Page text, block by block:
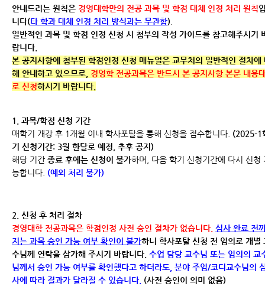
안내드리는 원칙은 경영대학만의 전공 과목 및 학점 대체 인정 처리 원칙
니다(타 학과 대체 인정 처리 방식과는 무관함)
일반적인 과목 및 학점 인정 신청 시 첨부의 작성 가이드를 참고해주시기
랍니다.
본 공지사항에 첨부된 학점인정 신청 매뉴얼은 교무처의 일반적인 절차에
해 안내하고 있으므로, 경영학 전공과목은 반드시 본 공지사항 본문 내용
로 신청하시기 바랍니다.
1. 과목/학점 신청 기간
매학기 개강 후 1개월 이내 학사포탈을 통해 신청을 접수합니다. (2025-1
기 신청기간: 3월 한달로 예정, 추후 공지)
해당 기간 종료 후에는 신청이 불가하며, 다음 학기 신청기간에 다시 신청
능합니다. (예외 처리 불가)
2. 신청 후 처리 절차
경영대학 전공과목은 학점인정 사전 승인 절차가 없습니다. 심사 완료 전
지는 과목 승인 가능 여부 확인이 불가하니 학사포탈 신청 전 임의로 개별
수님께 연락을 삼가해 주시기 바랍니다. 수업 담당 교수님 또는 임의의 교
님께서 승인 가능 여부를 확인했다고 하더라도, 분야 주임/코디교수님의
사에 따라 결과가 달라질 수 있습니다. (사전 승인이 의미 없음)